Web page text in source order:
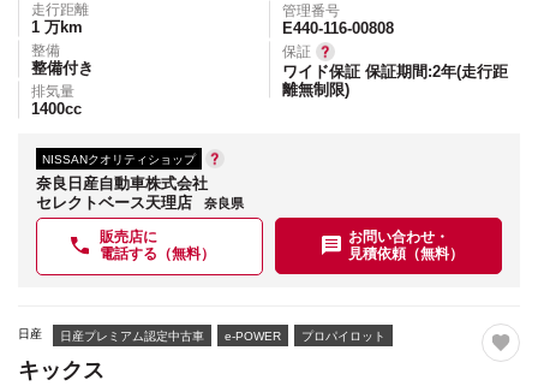
走行距離
1 万km
整備
整備付き
排気量
1400cc
管理番号
E440-116-00808
保証
ワイド保証 保証期間:2年(走行距
離無制限)
NISSANクオリティショップ
奈良日産自動車株式会社
セレクトベース天理店
奈良県
販売店に
電話する（無料）
お問い合わせ・
見積依頼（無料）
日産 日産プレミアム認定中古車 e-POWER プロパイロット
キックス